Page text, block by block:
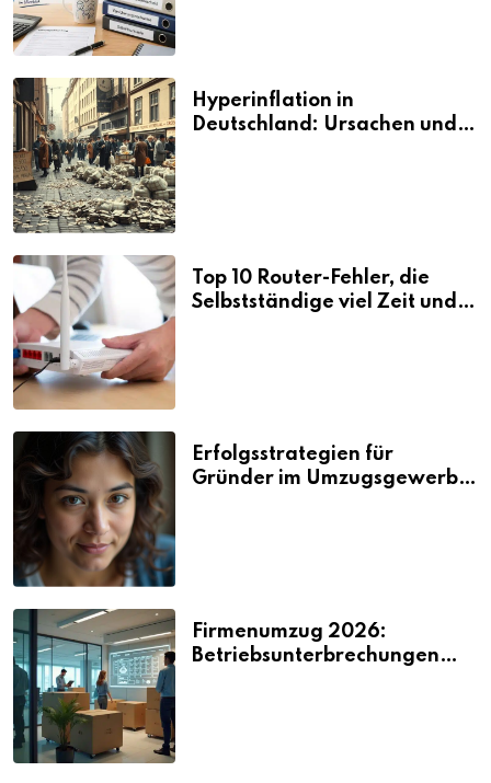
Hyperinflation in
Deutschland: Ursachen und
Top 10 Router-Fehler, die
Selbstständige viel Zeit und
Erfolgsstrategien für
Gründer im Umzugsgewerbe
Firmenumzug 2026:
Betriebsunterbrechungen